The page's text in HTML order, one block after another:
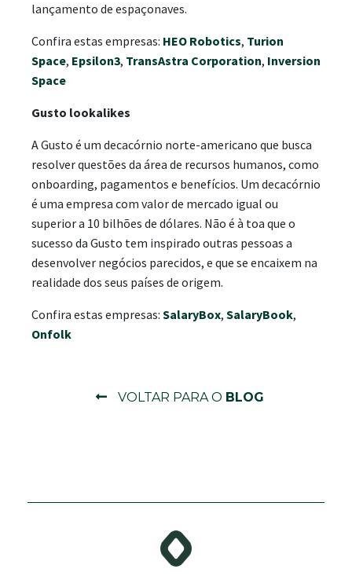
lançamento de espaçonaves.
Confira estas empresas: HEO Robotics, Turion
Space, Epsilon3, TransAstra Corporation, Inversion
Space
Gusto lookalikes
A Gusto é um decacórnio norte-americano que busca
resolver questões da área de recursos humanos, como
onboarding, pagamentos e benefícios. Um decacórnio
é uma empresa com valor de mercado igual ou
superior a 10 bilhões de dólares. Não é à toa que o
sucesso da Gusto tem inspirado outras pessoas a
desenvolver negócios parecidos, e que se encaixem na
realidade dos seus países de origem.
Confira estas empresas: SalaryBox, SalaryBook,
Onfolk
VOLTAR PARA O BLOG